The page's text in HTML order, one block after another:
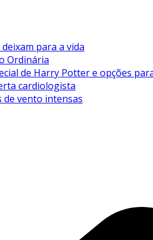
para a vida
Ordinária
de Harry Potter e opções
cardiologista
de vento intensas